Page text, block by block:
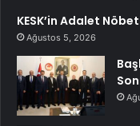
KESK’in Adalet
Ağustos 5, 2026